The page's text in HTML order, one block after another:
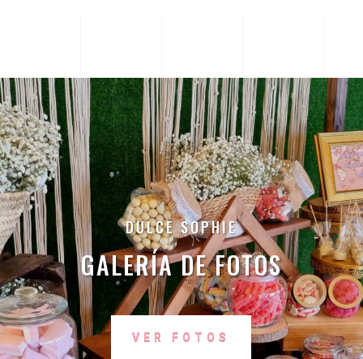
DULCE SOPHIE
GALERÍA DE FOTOS
VER FOTOS